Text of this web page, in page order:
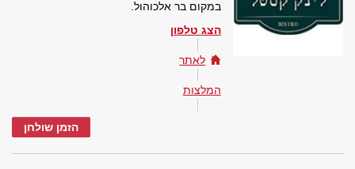
במקום בר אלכוהול.
הצג טלפון
לאתר
המלצות
הזמן שולחן